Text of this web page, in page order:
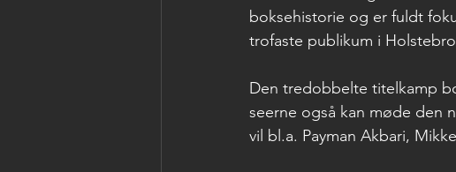
boksehistorie og er fuldt
trofaste publikum i
Den tredobbelte titelkamp
seerne også kan møde den
vil bl.a. Payman Akbari,